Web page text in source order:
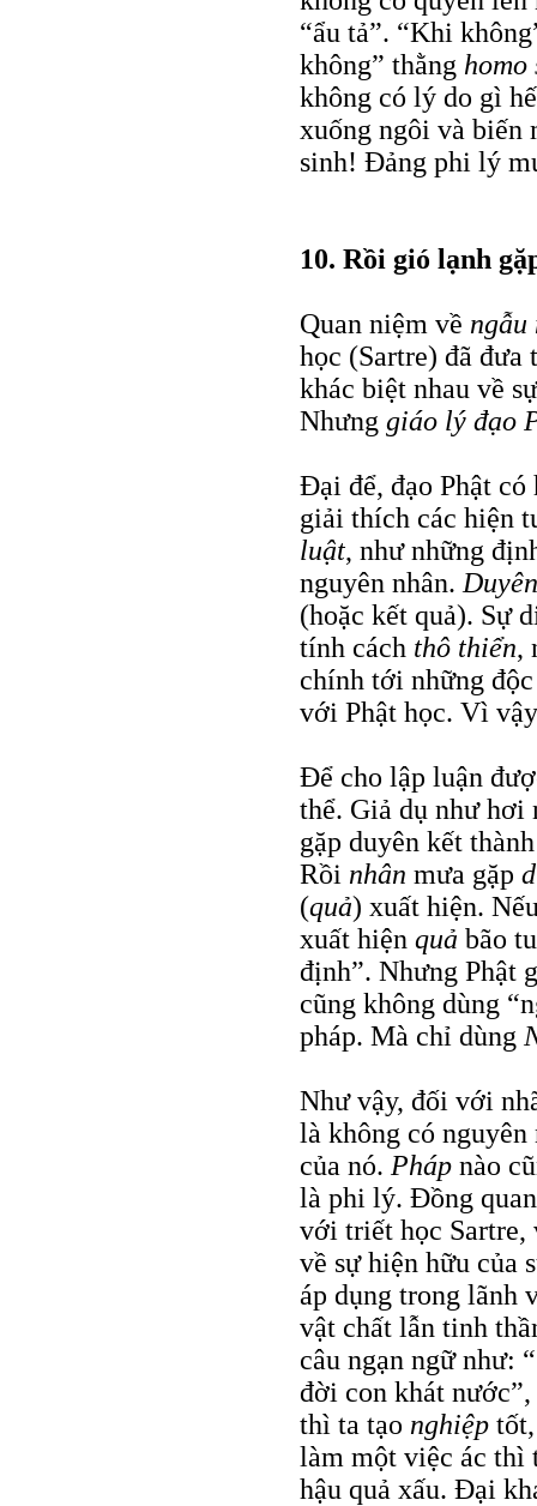
“ẩu tả”. “Khi
không” thằng homo
không có lý do gì
xuống ngôi và biến
sinh! Đảng phi lý
10. Rồi gió lạnh
Quan niệm về ngẫu
học (Sartre) đã
khác biệt nhau về
Nhưng giáo lý đạo
Đại để, đạo Phật
giải thích các hiện
luật, như những
nguyên nhân. Duyên
(hoặc kết quả). Sự
tính cách thô thiển,
chính tới những
với Phật học. Vì
Để cho lập luận
thể. Giả dụ như
gặp duyên kết
Rồi nhân mưa gặp
(quả) xuất hiện.
xuất hiện quả bão
định”. Nhưng Phật
cũng không dùng
pháp. Mà chỉ dùng
Như vậy, đối với
là không có nguyên
của nó. Pháp nào
là phi lý. Đồng
với triết học Sartre,
về sự hiện hữu của
áp dụng trong lãnh
vật chất lẫn tinh
câu ngạn ngữ như:
đời con khát
thì ta tạo nghiệp
làm một việc ác thì
hậu quả xấu. Đại